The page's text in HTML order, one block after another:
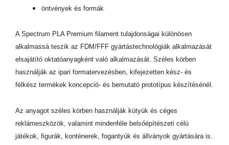
öntvények és formák
A Spectrum PLA Premium filament tulajdonságai különösen
alkalmassá teszik az FDM/FFF gyártástechnológiák alkalmazását
elsajátító oktatóanyagként való alkalmazását. Széles körben
használják az ipari formatervezésben, kifejezetten kész- és
félkész termékek koncepció- és bemutató prototípus készítésénél.
Az anyagot széles körben használják kütyük és céges
reklámeszközök, valamint mindenféle belsőépítészeti célú
játékok, figurák, konténerek, fogantyúk és állványok gyártására is.